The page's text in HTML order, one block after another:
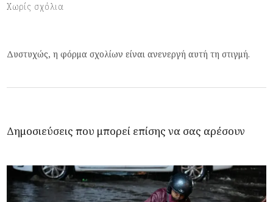
Χωρίς σχόλια
Δυστυχώς, η φόρμα σχολίων είναι ανενεργή αυτή τη στιγμή.
Δημοσιεύσεις που μπορεί επίσης να σας αρέσουν